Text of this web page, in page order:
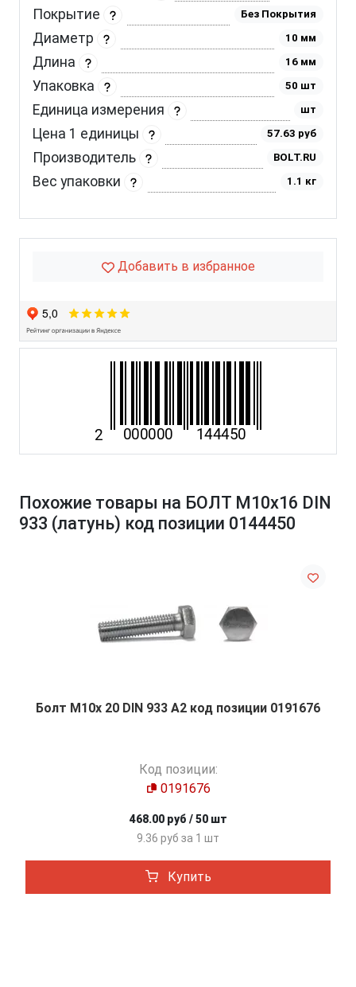
Покрытие Без Покрытия
Диаметр 10 мм
Длина 16 мм
Упаковка 50 шт
Единица измерения шт
Цена 1 единицы 57.63 руб
Производитель BOLT.RU
Вес упаковки 1.1 кг
Добавить в избранное
Похожие товары на БОЛТ М10х16 DIN
933 (латунь) код позиции 0144450
Болт М10х 20 DIN 933 A2 код позиции 0191676
Код позиции:
0191676
468.00 руб / 50 шт
9.36 руб за 1 шт
Купить